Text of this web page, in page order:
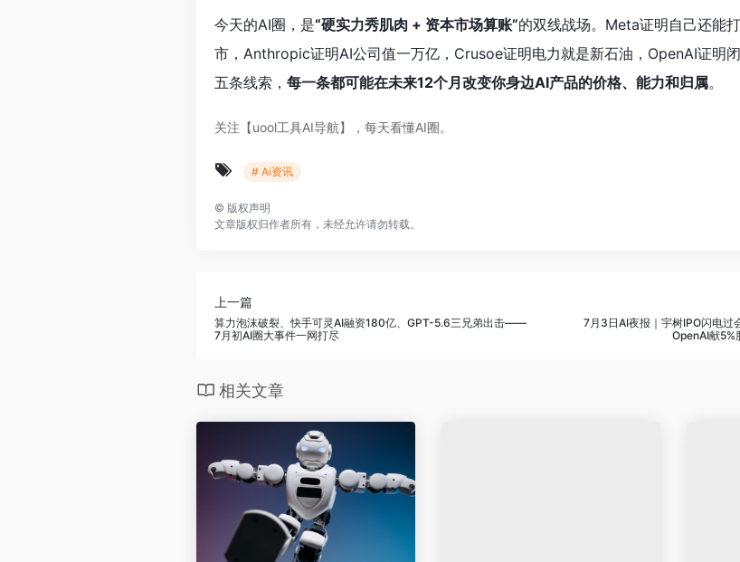
今天的AI圈，是“硬实力秀肌肉 + 资本市场算账”的双线战场。Meta证明自己还能
市，Anthropic证明AI公司值一万亿，Crusoe证明电力就是新石油，OpenAI证
五条线索， 每一条都可能在未来12个月改变你身边AI产品的价格、能力和归属。
关注【uool工具AI导航】，每天看懂AI圈。
# Ai资讯
© 版权声明
文章版权归作者所有，未经允许请勿转载。
上一篇
算力泡沫破裂、快手可灵AI融资180亿、GPT-5.6三兄弟出击——
7月初AI圈大事件一网打尽
7月3日AI夜报｜宇树IPO闪电过
OpenAI献5%
相关文章